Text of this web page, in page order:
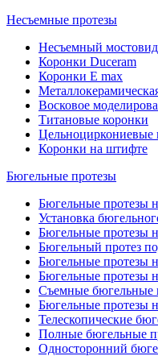
Несъемные протезы
Несъемный
Коронки Duceram
Коронки E max
Восковое
Титановые коронки
Цельноциркониевые
Коронки на штифте
Бюгельные протезы
Бюгельные протезы
Установка
Бюгельные протезы
Бюгельный протез
Бюгельные протезы
Бюгельные протезы
Съемные бюгельные
Бюгельные протезы
Телескопические
Полные бюгельные
Односторонний